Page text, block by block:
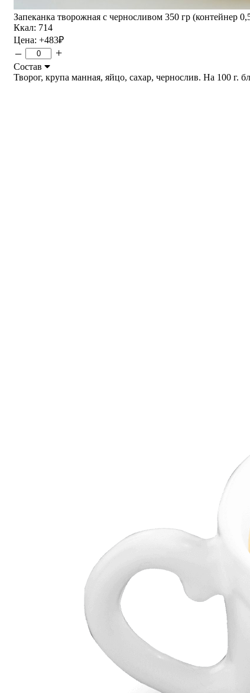
Запеканка творожная с черносливом 350 гр (контейнер
Ккал: 714
Цена: +483₽
– +
Состав
Творог, крупа манная, яйцо, сахар, чернослив. На 100 г.